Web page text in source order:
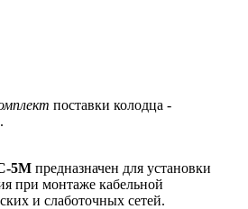
поставки колодца -
5М предназначен для установки
при монтаже кабельной
и слаботочных сетей.